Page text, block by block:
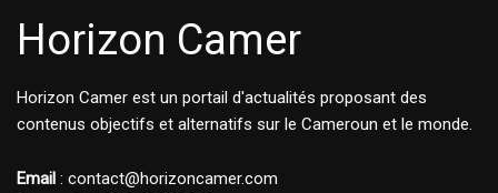
Horizon Camer
Horizon Camer est un portail d'actualités proposant des
contenus objectifs et alternatifs sur le Cameroun et le monde.
Email : contact@horizoncamer.com